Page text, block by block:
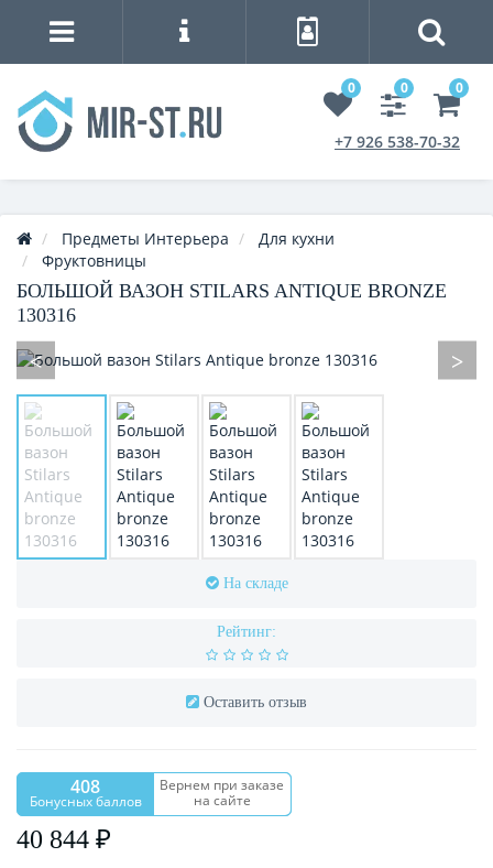
0 0 0
+7 926 538-70-32
Предметы Интерьера
Для кухни
Фруктовницы
БОЛЬШОЙ ВАЗОН STILARS ANTIQUE BRONZE
130316
На складе
Рейтинг:
Оставить отзыв
408
Бонусных баллов
Вернем при заказе
на сайте
40 844 ₽